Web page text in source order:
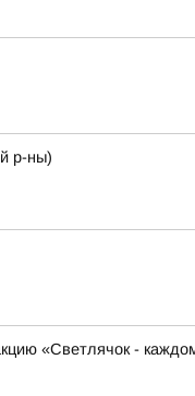
р-ны)
«Светлячок -